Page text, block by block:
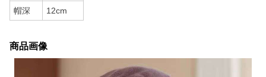
帽深 12cm
商品画像